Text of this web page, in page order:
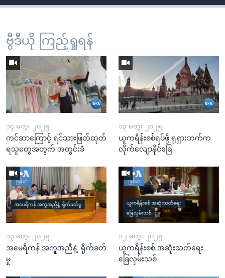
ဗွီဒီယို ကြည့်ရှုရန်
၁၄ မတ္၊ ၂၀၂၅
ကင်ဆာကြောင့် ရင်သားဖြတ်ထုတ်
ရသူတွေအတွက် အတွင်းခံ
၁၃ မတ္၊ ၂၀၂၅
ယူကရိန်းစစ်ရပ်ဖို့ ရုရှားဘက်က
လိုက်လျောနိုင်ခြေ
၁၃ မတ္၊ ၂၀၂၅
အမေရိကန် အကူအညီနဲ့ ရိုက်ခတ်
မှု
၁၂ မတ္၊ ၂၀၂၅
ယူကရိန်းစစ် အဆုံးသတ်ရေး
ခြေလှမ်းသစ်